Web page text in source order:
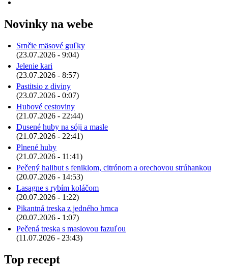
Novinky na webe
Srnčie mäsové guľky
(23.07.2026 - 9:04)
Jelenie kari
(23.07.2026 - 8:57)
Pastitsio z diviny
(23.07.2026 - 0:07)
Hubové cestoviny
(21.07.2026 - 22:44)
Dusené huby na sóji a masle
(21.07.2026 - 22:41)
Plnené huby
(21.07.2026 - 11:41)
Pečený halibut s feniklom, citrónom a orechovou strúhankou
(20.07.2026 - 14:53)
Lasagne s rybím koláčom
(20.07.2026 - 1:22)
Pikantná treska z jedného hrnca
(20.07.2026 - 1:07)
Pečená treska s maslovou fazuľou
(11.07.2026 - 23:43)
Top recept